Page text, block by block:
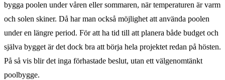
bygga poolen under våren eller sommaren, när temperaturen är varm
och solen skiner. Då har man också möjlighet att använda poolen
under en längre period. För att ha tid till att planera både budget och
själva bygget är det dock bra att börja hela projektet redan på hösten.
På så vis blir det inga förhastade beslut, utan ett välgenomtänkt
poolbygge.